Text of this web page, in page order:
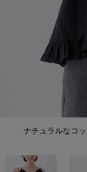
ナチュラルなコ